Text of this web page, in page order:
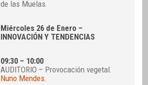
de las Muelas.
Miércoles 26 de Enero –
INNOVACIÓN Y TENDENCIAS
09:30 – 10:00
AUDITORIO – Provocación vegetal.
Nuno Mendes